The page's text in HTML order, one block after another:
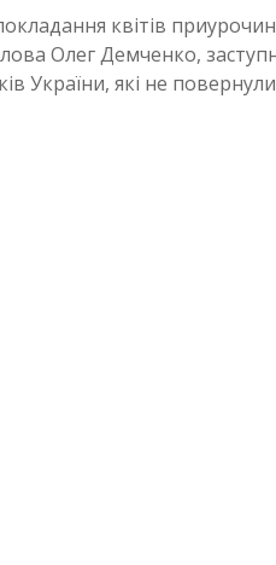
квітів
Олег Демченко,
України, які не